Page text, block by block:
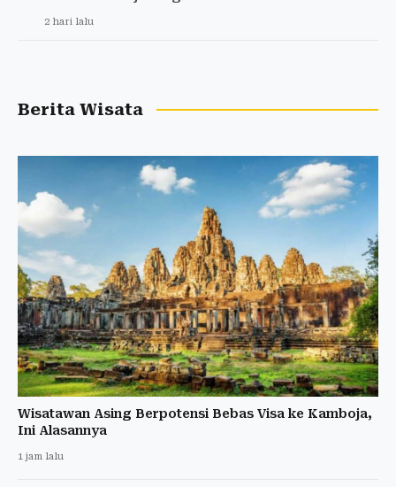
2 hari lalu
Berita Wisata
Wisatawan Asing Berpotensi Bebas Visa ke Kamboja,
Ini Alasannya
1 jam lalu